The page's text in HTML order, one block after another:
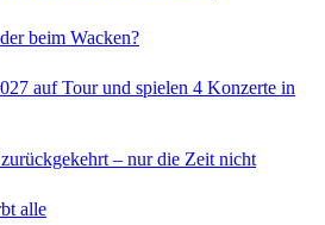
beim Wacken?
auf Tour und spielen 4 Konzerte in
– nur die Zeit nicht
alle